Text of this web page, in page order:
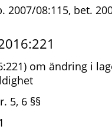
2007/08:115, bet.
om ändring i
5, 6 §§